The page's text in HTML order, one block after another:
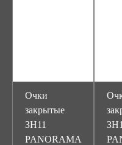
Очки
закрытые
ЗН11
PANORAMA